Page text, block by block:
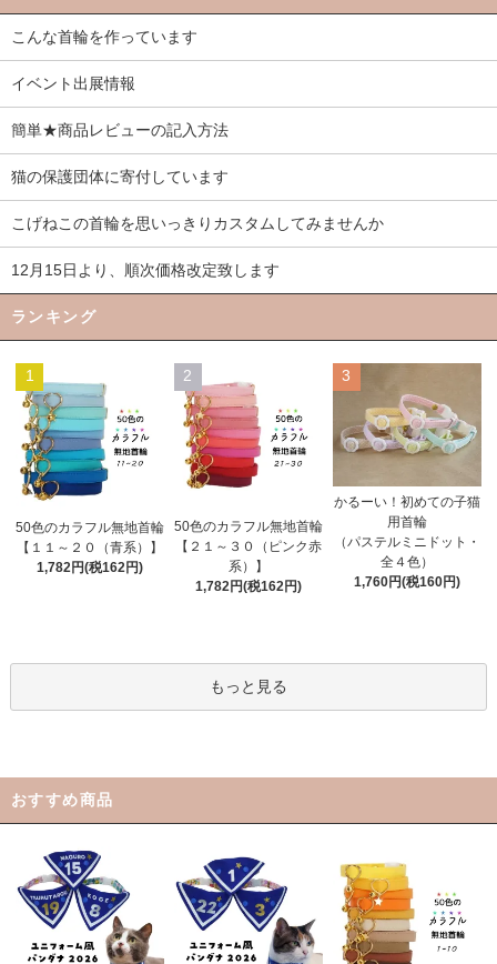
こんな首輪を作っています
イベント出展情報
簡単★商品レビューの記入方法
猫の保護団体に寄付しています
こげねこの首輪を思いっきりカスタムしてみませんか
12月15日より、順次価格改定致します
ランキング
1
50色のカラフル無地首輪
【１１～２０（青系）】
1,782円(税162円)
2
50色のカラフル無地首輪
【２１～３０（ピンク赤
系）】
1,782円(税162円)
3
かるーい！初めての子猫
用首輪
（パステルミニドット・
全４色）
1,760円(税160円)
もっと見る
おすすめ商品